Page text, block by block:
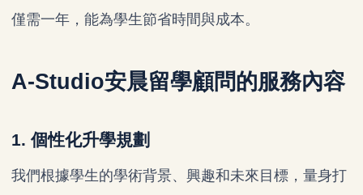
僅需一年，能為學生節省時間與成本。
A-Studio安晨留學顧問的服務內容
1. 個性化升學規劃
我們根據學生的學術背景、興趣和未來目標，量身打